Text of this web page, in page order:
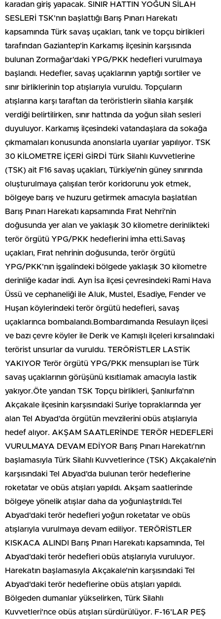
karadan giriş yapacak. SINIR HATTIN YOĞUN SİLAH
SESLERİ TSK'nın başlattığı Barış Pınarı Harekatı
kapsamında Türk savaş uçakları, tank ve topçu birlikleri
tarafından Gaziantep'in Karkamış ilçesinin karşısında
bulunan Zormağar'daki YPG/PKK hedefleri vurulmaya
başlandı. Hedefler, savaş uçaklarının yaptığı sortiler ve
sınır birliklerinin top atışlarıyla vuruldu. Topçuların
atışlarına karşı taraftan da teröristlerin silahla karşılık
verdiği belirtilirken, sınır hattında da yoğun silah sesleri
duyuluyor. Karkamış ilçesindeki vatandaşlara da sokağa
çıkmamaları konusunda anonslarla uyarılar yapılıyor. TSK
30 KİLOMETRE İÇERİ GİRDİ Türk Silahlı Kuvvetlerine
(TSK) ait F16 savaş uçakları, Türkiye'nin güney sınırında
oluşturulmaya çalışılan terör koridorunu yok etmek,
bölgeye barış ve huzuru getirmek amacıyla başlatılan
Barış Pınarı Harekatı kapsamında Fırat Nehri'nin
doğusunda yer alan ve yaklaşık 30 kilometre derinlikteki
terör örgütü YPG/PKK hedeflerini imha etti.Savaş
uçakları, Fırat nehrinin doğusunda, terör örgütü
YPG/PKK'nın işgalindeki bölgede yaklaşık 30 kilometre
derinliğe kadar indi. Ayn İsa ilçesi çevresindeki Rami Hava
Üssü ve cephaneliği ile Aluk, Mustel, Esadiye, Fender ve
Huşan köylerindeki terör örgütü hedefleri, savaş
uçaklarınca bombalandı.Bombardımanda Resulayn ilçesi
ve bazı çevre köyler ile Derik ve Kamışlı ilçeleri kırsalındaki
terörist unsurlar da vuruldu. TERÖRİSTLER LASTİK
YAKIYOR Terör örgütü YPG/PKK mensupları ise Türk
savaş uçaklarının görüşünü kısıtlamak amacıyla lastik
yakıyor.Öte yandan TSK Topçu birlikleri, Şanlıurfa'nın
Akçakale ilçesinin karşısındaki Suriye topraklarında yer
alan Tel Abyad'da örgütün mevzilerini obüs atışlarıyla
hedef alıyor. AKŞAM SAATLERİNDE TERÖR HEDEFLERİ
VURULMAYA DEVAM EDİYOR Barış Pınarı Harekatı'nın
başlamasıyla Türk Silahlı Kuvvetlerince (TSK) Akçakale'nin
karşısındaki Tel Abyad'da bulunan terör hedeflerine
roketatar ve obüs atışları yapıldı. Akşam saatlerinde
bölgeye yönelik atışlar daha da yoğunlaştırıldı.Tel
Abyad'daki terör hedefleri yoğun roketatar ve obüs
atışlarıyla vurulmaya devam ediliyor. TERÖRİSTLER
KISKACA ALINDI Barış Pınarı Harekatı kapsamında, Tel
Abyad'daki terör hedefleri obüs atışlarıyla vuruluyor.
Harekatın başlamasıyla Akçakale'nin karşısındaki Tel
Abyad'daki terör hedeflerine obüs atışları yapıldı.
Bölgeden dumanlar yükselirken, Türk Silahlı
Kuvvetleri'nce obüs atışları sürdürülüyor. F-16'LAR PEŞ